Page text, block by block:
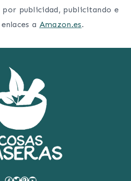
publicidad, publicitando e
a Amazon.es.